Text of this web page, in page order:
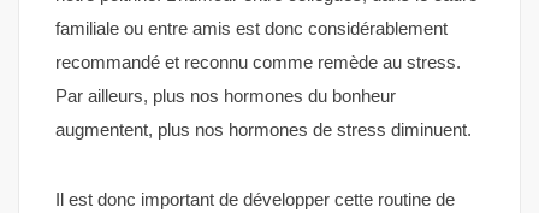
familiale ou entre amis est donc considérablement
recommandé et reconnu comme remède au stress.
Par ailleurs, plus nos hormones du bonheur
augmentent, plus nos hormones de stress diminuent.
Il est donc important de développer cette routine de